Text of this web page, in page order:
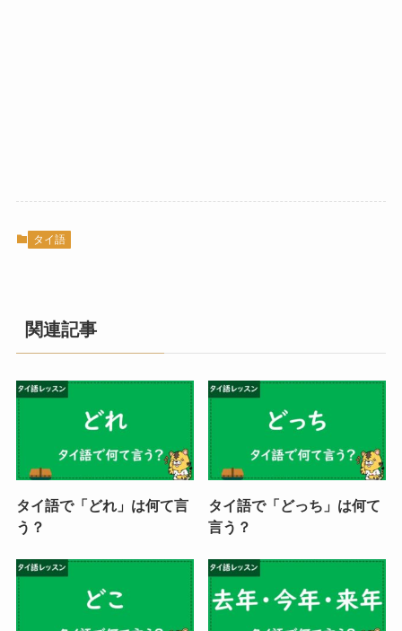
タイ語
関連記事
タイ語で「どれ」は何て言
う？
タイ語で「どっち」は何て
言う？